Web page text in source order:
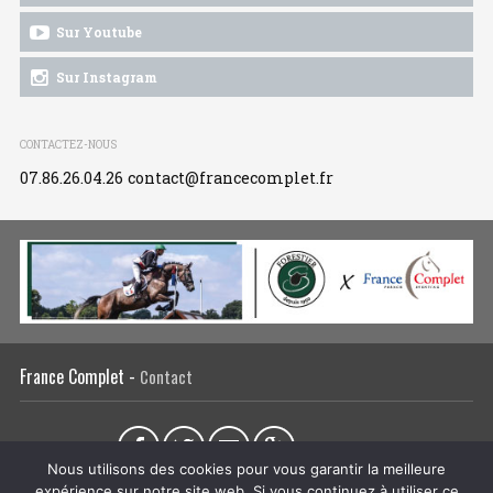
Sur Youtube
Sur Instagram
CONTACTEZ-NOUS
07.86.26.04.26 contact@francecomplet.fr
France Complet - Contact
Nous utilisons des cookies pour vous garantir la meilleure